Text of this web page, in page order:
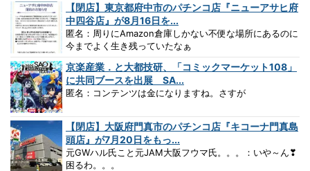
【閉店】東京都府中市のパチンコ店『ニューアサヒ府
中四谷店』が8月16日を...
匿名：周りにAmazon倉庫しかない不便な場所にあるのに
今までよく生き残っていたなぁ
京楽産業．と大都技研、「コミックマーケット108」
に共同ブースを出展 SA...
匿名：コンテンツは金になりますね。さすが
【閉店】大阪府門真市のパチンコ店『キコーナ門真島
頭店』が7月20日をもっ...
元GWハル氏こと元JAM大阪フウマ氏。。。：いや～ん❣
困るわ。。。